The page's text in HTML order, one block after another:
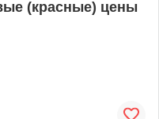
(красные) цены